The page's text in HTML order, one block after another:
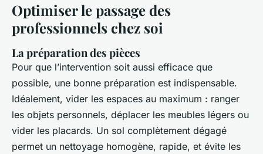
Optimiser le passage des
professionnels chez soi
La préparation des pièces
Pour que l’intervention soit aussi efficace que
possible, une bonne préparation est indispensable.
Idéalement, vider les espaces au maximum : ranger
les objets personnels, déplacer les meubles légers ou
vider les placards. Un sol complètement dégagé
permet un nettoyage homogène, rapide, et évite les